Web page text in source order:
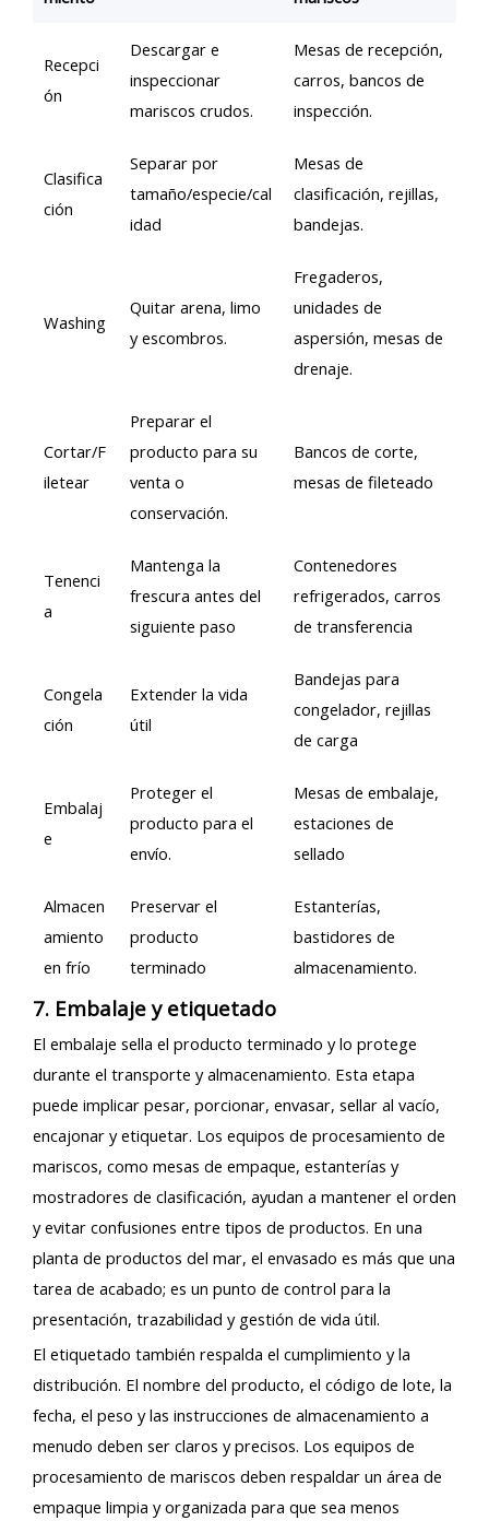
Recepci
ón
Descargar e
inspeccionar
mariscos crudos.
Mesas de recepción,
carros, bancos de
inspección.
Clasifica
ción
Separar por
tamaño/especie/cal
idad
Mesas de
clasificación, rejillas,
bandejas.
Washing
Quitar arena, limo
y escombros.
Fregaderos,
unidades de
aspersión, mesas de
drenaje.
Cortar/F
iletear
Preparar el
producto para su
venta o
conservación.
Bancos de corte,
mesas de fileteado
Tenenci
a
Mantenga la
frescura antes del
siguiente paso
Contenedores
refrigerados, carros
de transferencia
Congela
ción
Extender la vida
útil
Bandejas para
congelador, rejillas
de carga
Embalaj
e
Proteger el
producto para el
envío.
Mesas de embalaje,
estaciones de
sellado
Almacen
amiento
en frío
Preservar el
producto
terminado
Estanterías,
bastidores de
almacenamiento.
7. Embalaje y etiquetado
El embalaje sella el producto terminado y lo protege
durante el transporte y almacenamiento. Esta etapa
puede implicar pesar, porcionar, envasar, sellar al vacío,
encajonar y etiquetar. Los equipos de procesamiento de
mariscos, como mesas de empaque, estanterías y
mostradores de clasificación, ayudan a mantener el orden
y evitar confusiones entre tipos de productos. En una
planta de productos del mar, el envasado es más que una
tarea de acabado; es un punto de control para la
presentación, trazabilidad y gestión de vida útil.
El etiquetado también respalda el cumplimiento y la
distribución. El nombre del producto, el código de lote, la
fecha, el peso y las instrucciones de almacenamiento a
menudo deben ser claros y precisos. Los equipos de
procesamiento de mariscos deben respaldar un área de
empaque limpia y organizada para que sea menos